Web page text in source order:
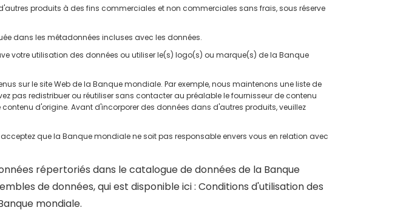
produits à des fins commerciales et non commerciales sans frais, sous réserve
dans les métadonnées incluses avec les données.
votre utilisation des données ou utiliser le(s) logo(s) ou marque(s) de la Banque
sur le site Web de la Banque mondiale. Par exemple, nous maintenons une liste de
pas redistribuer ou réutiliser sans contacter au préalable le fournisseur de contenu
d'origine. Avant d'incorporer des données dans d'autres produits, veuillez
que la Banque mondiale ne soit pas responsable envers vous en relation avec
répertoriés dans le catalogue de données de la Banque
de données, qui est disponible ici : Conditions d'utilisation des
mondiale.